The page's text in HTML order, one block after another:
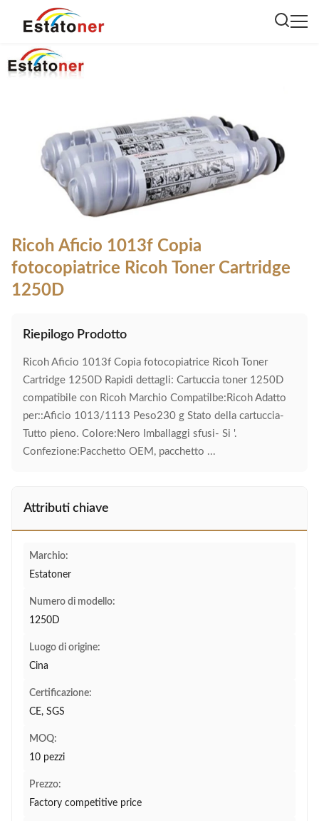
Ricoh Aficio 1013f Copia
fotocopiatrice Ricoh Toner Cartridge
1250D
Riepilogo Prodotto
Ricoh Aficio 1013f Copia fotocopiatrice Ricoh Toner
Cartridge 1250D Rapidi dettagli: Cartuccia toner 1250D
compatibile con Ricoh Marchio Compatilbe:Ricoh Adatto
per::Aficio 1013/1113 Peso230 g Stato della cartuccia-
Tutto pieno. Colore:Nero Imballaggi sfusi- Si '.
Confezione:Pacchetto OEM, pacchetto ...
Attributi chiave
Marchio:
Estatoner
Numero di modello:
1250D
Luogo di origine:
Cina
Certificazione:
CE, SGS
MOQ:
10 pezzi
Prezzo:
Factory competitive price